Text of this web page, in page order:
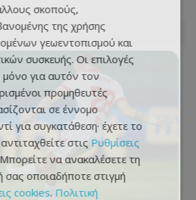
σκοπούς,
της χρήσης
γεωεντοπισμού και
συσκευής. Οι επιλογές
για αυτόν τον
προμηθευτές
σε έννομο
για συγκατάθεση· έχετε το
στις Ρυθμίσεις
να ανακαλέσετε τη
σας οποιαδήποτε στιγμή
cookies. Πολιτική